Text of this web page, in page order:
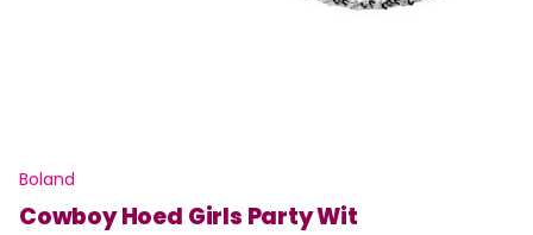
Boland
Cowboy Hoed Girls Party Wit